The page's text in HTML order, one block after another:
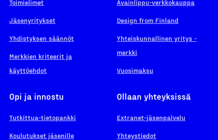
Toimielimet
Jäsenyritykset
Yhdistyksen säännöt
Merkkien kriteerit ja
käyttöehdot
Avainlippu-verkkokauppa
Design from Finland
Yhteiskunnallinen yritys -
merkki
Vuosimaksu
Opi ja innostu
Tutkittua-tietopankki
Koulutukset jäsenille
Ollaan yhteyksissä
Extranet-jäsenpalvelu
Yhteystiedot